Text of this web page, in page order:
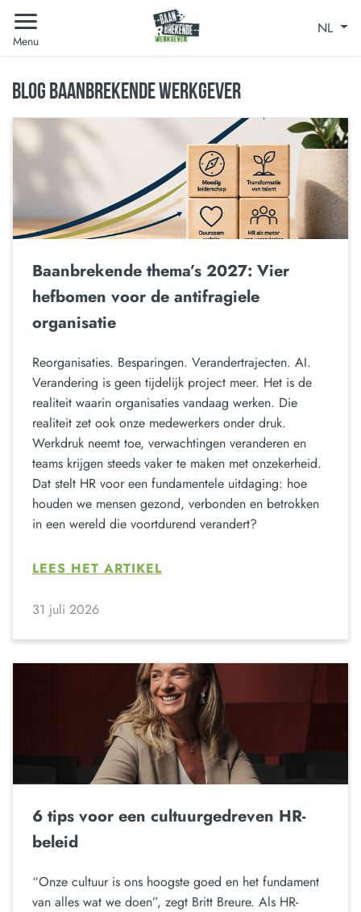
Menu
NL
BLOG BAANBREKENDE WERKGEVER
Baanbrekende thema’s 2027: Vier
hefbomen voor de antifragiele
organisatie
Reorganisaties. Besparingen. Verandertrajecten. AI.
Verandering is geen tijdelijk project meer. Het is de
realiteit waarin organisaties vandaag werken. Die
realiteit zet ook onze medewerkers onder druk.
Werkdruk neemt toe, verwachtingen veranderen en
teams krijgen steeds vaker te maken met onzekerheid.
Dat stelt HR voor een fundamentele uitdaging: hoe
houden we mensen gezond, verbonden en betrokken
in een wereld die voortdurend verandert?
LEES HET ARTIKEL
31 juli 2026
6 tips voor een cultuurgedreven HR-
beleid
“Onze cultuur is ons hoogste goed en het fundament
van alles wat we doen”, zegt Britt Breure. Als HR-